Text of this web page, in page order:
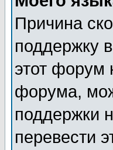
Причина
поддержку
этот форум
форума,
поддержки
перевести